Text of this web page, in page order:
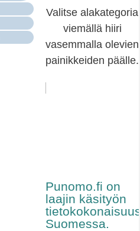
Valitse alakategoria
viemällä hiiri
vasemmalla olevien
painikkeiden päälle.
Punomo.fi on
laajin käsityön
Suomessa.